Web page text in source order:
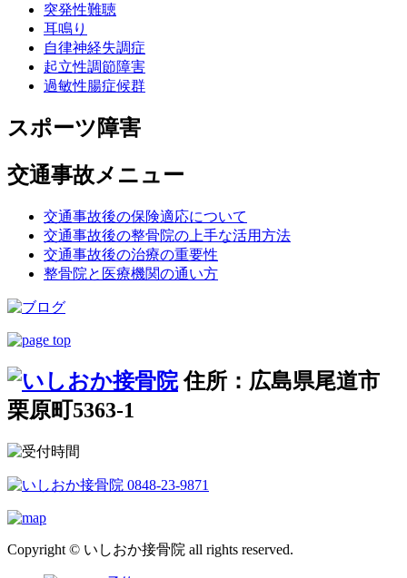
突発性難聴
耳鳴り
自律神経失調症
起立性調節障害
過敏性腸症候群
スポーツ障害
交通事故メニュー
交通事故後の保険適応について
交通事故後の整骨院の上手な活用方法
交通事故後の治療の重要性
整骨院と医療機関の通い方
住所：広島県尾道市
栗原町5363-1
Copyright © いしおか接骨院 all rights reserved.